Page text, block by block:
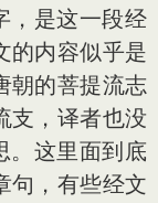
，是这一段经
的内容似乎是
朝的菩提流志
支，译者也没
。这里面到底
句，有些经文